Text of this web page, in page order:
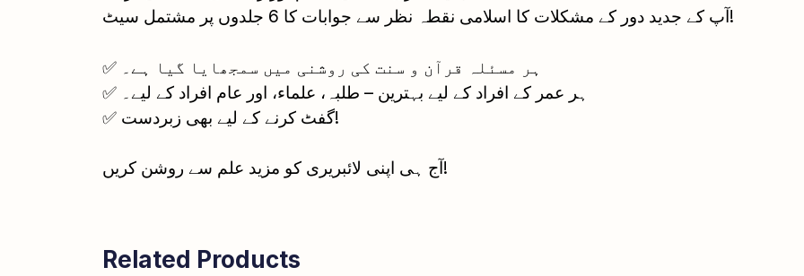
آپ کے جدید دور کے مشکلات کا اسلامی نقطہ نظر سے جوابات کا 6 جلدوں پر مشتمل سیٹ!
✅ ہر مسئلہ قرآن و سنت کی روشنی میں سمجھایا گیا ہے۔
✅ ہر عمر کے افراد کے لیے بہترین – طلبہ، علماء، اور عام افراد کے لیے۔
✅ گفٹ کرنے کے لیے بھی زبردست!
آج ہی اپنی لائبریری کو مزید علم سے روشن کریں!
Related Products